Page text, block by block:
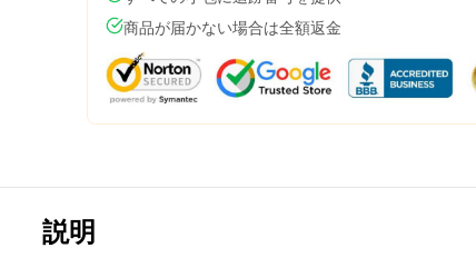
商品が届かない場合は全額返金
説明